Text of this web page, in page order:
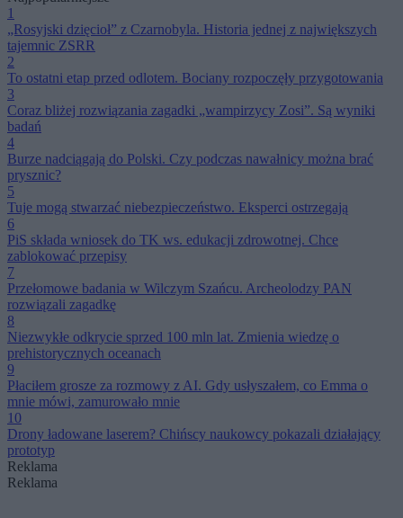
1
„Rosyjski dzięcioł” z Czarnobyla. Historia jednej z największych
tajemnic ZSRR
2
To ostatni etap przed odlotem. Bociany rozpoczęły przygotowania
3
Coraz bliżej rozwiązania zagadki „wampirzycy Zosi”. Są wyniki
badań
4
Burze nadciągają do Polski. Czy podczas nawałnicy można brać
prysznic?
5
Tuje mogą stwarzać niebezpieczeństwo. Eksperci ostrzegają
6
PiS składa wniosek do TK ws. edukacji zdrowotnej. Chce
zablokować przepisy
7
Przełomowe badania w Wilczym Szańcu. Archeolodzy PAN
rozwiązali zagadkę
8
Niezwykłe odkrycie sprzed 100 mln lat. Zmienia wiedzę o
prehistorycznych oceanach
9
Płaciłem grosze za rozmowy z AI. Gdy usłyszałem, co Emma o
mnie mówi, zamurowało mnie
10
Drony ładowane laserem? Chińscy naukowcy pokazali działający
prototyp
Reklama
Reklama